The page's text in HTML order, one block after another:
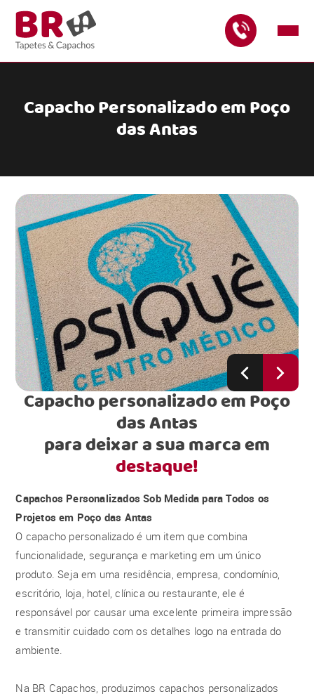
Capacho Personalizado em Poço
das Antas
Capacho personalizado em Poço
das Antas
para deixar a sua marca em
destaque!
Capachos Personalizados Sob Medida para Todos os
Projetos em Poço das Antas
O capacho personalizado é um item que combina
funcionalidade, segurança e marketing em um único
produto. Seja em uma residência, empresa, condomínio,
escritório, loja, hotel, clínica ou restaurante, ele é
responsável por causar uma excelente primeira impressão
e transmitir cuidado com os detalhes logo na entrada do
ambiente.
Na BR Capachos, produzimos capachos personalizados